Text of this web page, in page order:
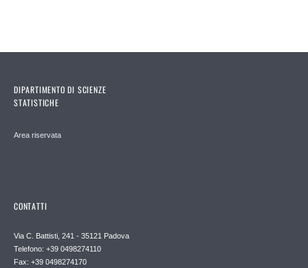
DIPARTIMENTO DI SCIENZE
STATISTICHE
Area riservata
CONTATTI
Via C. Battisti, 241 - 35121 Padova
Telefono: +39 0498274110
Fax: +39 0498274170